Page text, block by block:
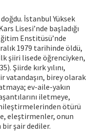
İstanbul Yüksek
Lisesi’nde başladığı
Enstitüsü’nde
1979 tarihinde öldü,
şiiri lisede öğrenciyken,
Şiirde kırk yılını,
vatandaşın, birey olarak
ev-aile-yakın
iletmeye,
ötürü
eleştirmenler, onun
bir şair dediler.